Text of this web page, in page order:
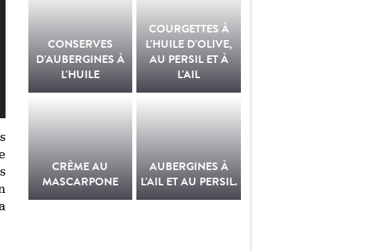
CONSERVES
D'AUBERGINES À
L'HUILE
COURGETTES À
L'HUILE D'OLIVE,
AU PERSIL ET À
L'AIL
CRÈME AU
MASCARPONE
AUBERGINES À
L'AIL ET AU PERSIL.